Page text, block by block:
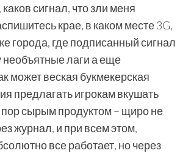
сигнал, что зли меня
крае, в каком месте 3G,
города, где подписанный сигнал
необъятные лаги а еще
может веская букмекерская
предлагать игрокам вкушать
сырым продуктом – щиро не
журнал, и при всем этом,
все работает, но через